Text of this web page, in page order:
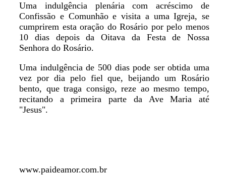
Uma indulgência plenária com acréscimo de
Confissão e Comunhão e visita a uma Igreja, se
cumprirem esta oração do Rosário por pelo menos
10 dias depois da Oitava da Festa de Nossa
Senhora do Rosário.
Uma indulgência de 500 dias pode ser obtida uma
vez por dia pelo fiel que, beijando um Rosário
bento, que traga consigo, reze ao mesmo tempo,
recitando a primeira parte da Ave Maria até
"Jesus".
www.paideamor.com.br